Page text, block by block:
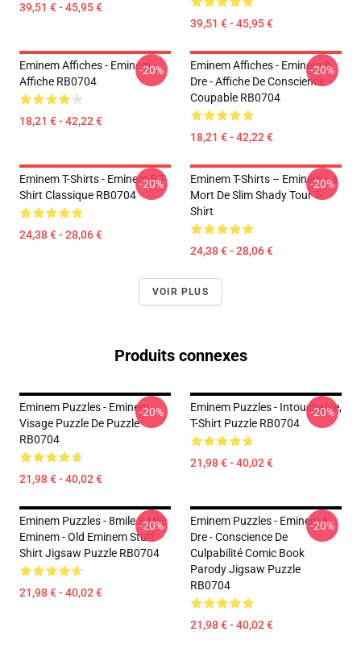
39,51 € - 45,95 €
39,51 € - 45,95 €
Eminem Affiches - Eminem
Affiche RB0704
18,21 € - 42,22 €
-20%
Eminem Affiches - Eminem &
Dre - Affiche De Conscience
Coupable RB0704
18,21 € - 42,22 €
-20%
Eminem T-Shirts - Eminem E T-
Shirt Classique RB0704
24,38 € - 28,06 €
-20%
Eminem T-Shirts – Eminem La
Mort De Slim Shady Tour T-
Shirt
24,38 € - 28,06 €
-20%
VOIR PLUS
Produits connexes
Eminem Puzzles - Eminem
Visage Puzzle De Puzzle
RB0704
21,98 € - 40,02 €
-20%
Eminem Puzzles - Intouchable,
T-Shirt Puzzle RB0704
21,98 € - 40,02 €
-20%
Eminem Puzzles - 8mile 8 Mile
Eminem - Old Eminem Stuff
Shirt Jigsaw Puzzle RB0704
21,98 € - 40,02 €
-20%
Eminem Puzzles - Eminem &
Dre - Conscience De
Culpabilité Comic Book
Parody Jigsaw Puzzle
RB0704
21,98 € - 40,02 €
-20%